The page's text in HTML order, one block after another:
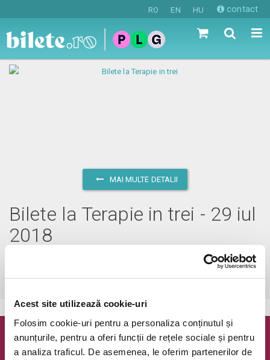
Acest site utilizează cookie-uri
Folosim cookie-uri pentru a personaliza conținutul și
anunțurile, pentru a oferi funcții de rețele sociale și pentru
a analiza traficul. De asemenea, le oferim partenerilor de
RO EN HU contact
MAI MULTE DETALII
Bilete la Terapie in trei - 29 iul
2018
Bucuresti, The Hubvezi pe harta
Newsletter @ Bilete.ro